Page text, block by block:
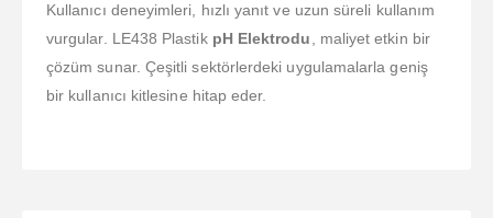
Kullanıcı deneyimleri, hızlı yanıt ve uzun süreli kullanım
vurgular. LE438 Plastik pH Elektrodu , maliyet etkin bir
çözüm sunar. Çeşitli sektörlerdeki uygulamalarla geniş
bir kullanıcı kitlesine hitap eder.